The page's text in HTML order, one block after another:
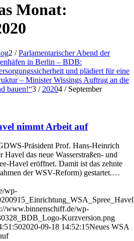
Monat:
2 / Parlamentarischer Abend der
in Berlin – BDB:
und plädiert für eine
– Minister Wissings Auftrag an die
bauen!“3 / 20204 / September
nimmt Arbeit auf
Präsident Prof. Hans-Heinrich
das neue Wasserstraßen- und
Havel eröffnet. Damit ist das zehnte
der WSV-Reform) gestartet.…
wp-
www.binnenschiff.de/wp-
Kurzversion.png
2020-09-18 14:52:15Neues WSA